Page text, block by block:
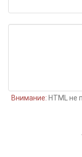
Внимание: HTML не